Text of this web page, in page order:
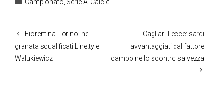
Campionato, Serie A, Calcio
Fiorentina-Torino: nei
granata squalificati Linetty e
Walukiewicz
Cagliari-Lecce: sardi
avvantaggiati dal fattore
campo nello scontro salvezza